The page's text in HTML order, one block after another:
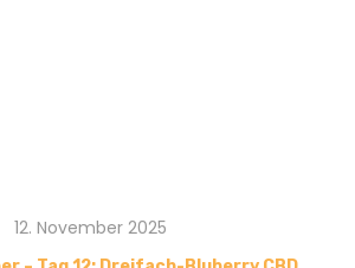
12. November 2025